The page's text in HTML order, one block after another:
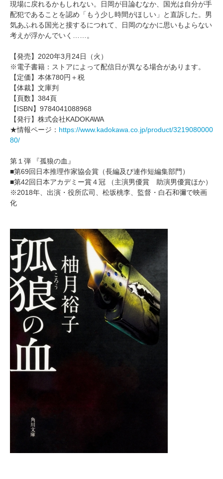
現場に戻れるかもしれない。日岡が目論むなか、国光は自分が手
配犯であることを認め「もう少し時間がほしい」と直訴した。男
気あふれる国光と接するにつれて、日岡のなかに思いもよらない
考えが浮かんでいく……。
【発売】2020年3月24日（火）
※電子書籍：ストアによって配信日が異なる場合があります。
【定価】本体780円＋税
【体裁】文庫判
【頁数】384頁
【ISBN】9784041088968
【発行】株式会社KADOKAWA
★情報ページ： https://www.kadokawa.co.jp/product/3219080000
80/
第１弾 『孤狼の血』
■第69回日本推理作家協会賞（長編及び連作短編集部門）
■第42回日本アカデミー賞４冠 （主演男優賞 助演男優賞ほか）
※2018年、出演・役所広司、松坂桃李、監督・白石和彌で映画
化